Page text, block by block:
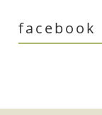
facebook